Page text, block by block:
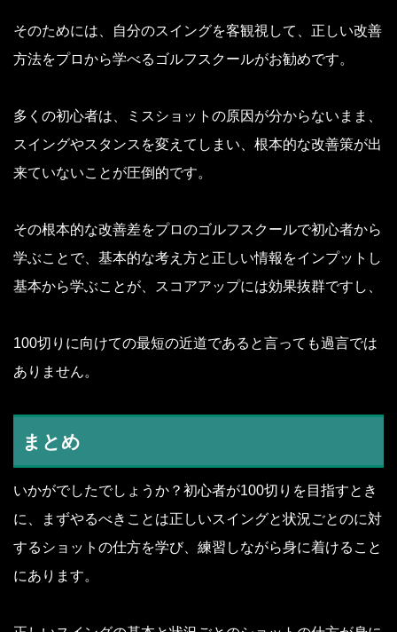
そのためには、自分のスイングを客観視して、正しい改善
方法をプロから学べるゴルフスクールがお勧めです。
多くの初心者は、ミスショットの原因が分からないまま、
スイングやスタンスを変えてしまい、根本的な改善策が出
来ていないことが圧倒的です。
その根本的な改善差をプロのゴルフスクールで初心者から
学ぶことで、基本的な考え方と正しい情報をインプットし
基本から学ぶことが、スコアアップには効果抜群ですし、
100切りに向けての最短の近道であると言っても過言では
ありません。
まとめ
いかがでしたでしょうか？初心者が100切りを目指すとき
に、まずやるべきことは正しいスイングと状況ごとのに対
するショットの仕方を学び、練習しながら身に着けること
にあります。